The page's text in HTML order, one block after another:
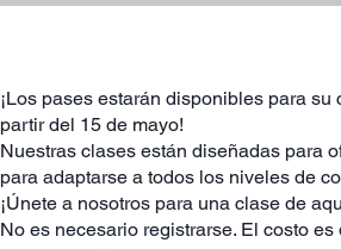
¡Los pases estarán disponibles para
partir del 15 de mayo!
Nuestras clases están diseñadas para
para adaptarse a todos los niveles de
¡Únete a nosotros para una clase de
No es necesario registrarse. El costo